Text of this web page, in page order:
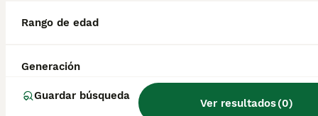
Rango de edad
Generación
Guardar búsqueda
Ver resultados(0)
¿Cuánto suele vivir un akita
¿Cuál es mejor, Akita o